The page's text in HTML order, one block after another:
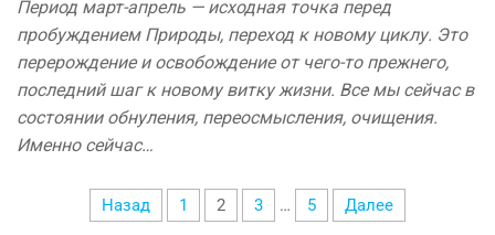
Период март-апрель — исходная точка перед
пробуждением Природы, переход к новому циклу. Это
перерождение и освобождение от чего-то прежнего,
последний шаг к новому витку жизни. Все мы сейчас в
состоянии обнуления, переосмысления, очищения.
Именно сейчас…
Пагинация
Назад 1 2 3 … 5 Далее